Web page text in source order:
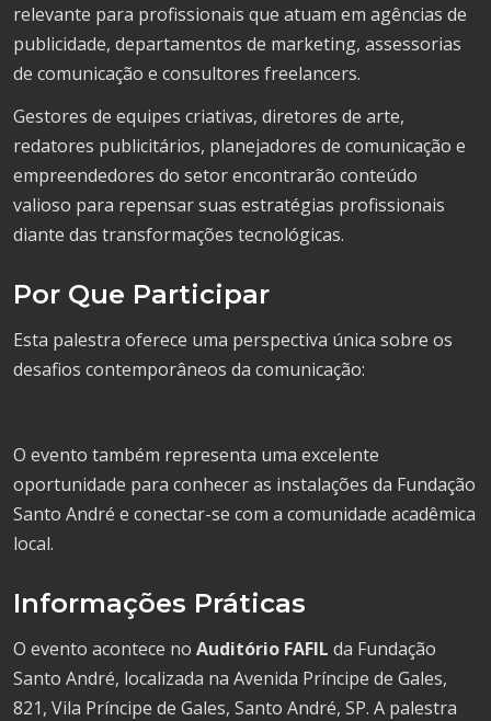
relevante para profissionais que atuam em agências de
publicidade, departamentos de marketing, assessorias
de comunicação e consultores freelancers.
Gestores de equipes criativas, diretores de arte,
redatores publicitários, planejadores de comunicação e
empreendedores do setor encontrarão conteúdo
valioso para repensar suas estratégias profissionais
diante das transformações tecnológicas.
Por Que Participar
Esta palestra oferece uma perspectiva única sobre os
desafios contemporâneos da comunicação:
O evento também representa uma excelente
oportunidade para conhecer as instalações da Fundação
Santo André e conectar-se com a comunidade acadêmica
local.
Informações Práticas
O evento acontece no Auditório FAFIL da Fundação
Santo André, localizada na Avenida Príncipe de Gales,
821, Vila Príncipe de Gales, Santo André, SP. A palestra